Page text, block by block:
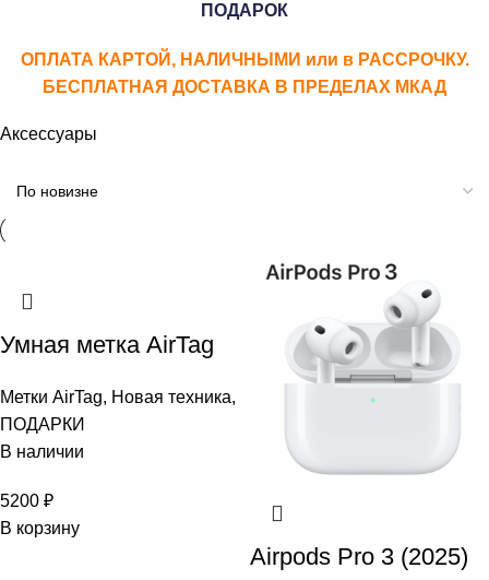
ПОДАРОК
ОПЛАТА КАРТОЙ, НАЛИЧНЫМИ или в РАССРОЧКУ.
БЕСПЛАТНАЯ ДОСТАВКА В ПРЕДЕЛАХ МКАД
Аксессуары
Умная метка AirTag
Метки AirTag, Новая техника,
ПОДАРКИ
В наличии
5200 ₽
В корзину
Airpods Pro 3 (2025)